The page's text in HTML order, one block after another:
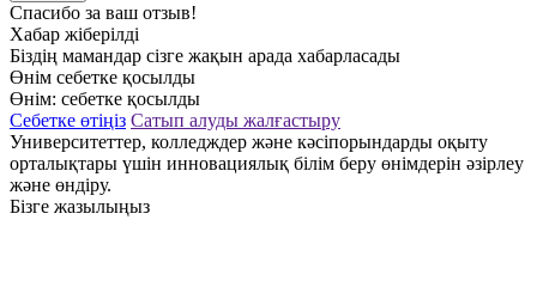
Спасибо за ваш отзыв!
Хабар жіберілді
Біздің мамандар сізге жақын арада хабарласады
Өнім себетке қосылды
Өнім: себетке қосылды
Себетке өтіңіз Сатып алуды жалғастыру
Университеттер, колледждер және кәсіпорындарды оқыту
орталықтары үшін инновациялық білім беру өнімдерін әзірлеу
және өндіру.
Бізге жазылыңыз